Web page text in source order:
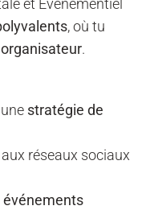
, où tu
.
stratégie de
réseaux sociaux
événements